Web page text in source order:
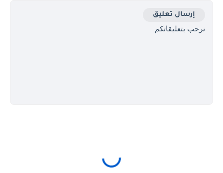
إرسال تعليق
نرحب بتعليقاتكم